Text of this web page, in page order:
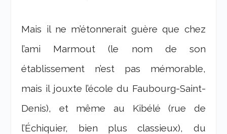
Mais il ne m’étonnerait guère que chez
l’ami Marmout (le nom de son
établissement n’est pas mémorable,
mais il jouxte l’école du Faubourg-Saint-
Denis), et même au Kibélé (rue de
l’Échiquier, bien plus classieux), du